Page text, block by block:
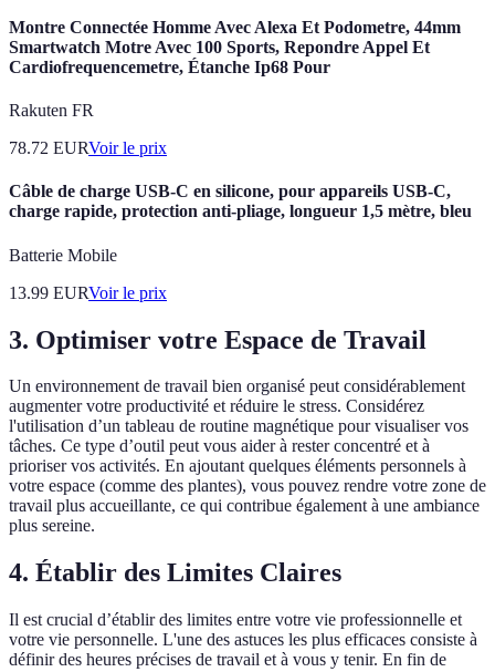
Montre Connectée Homme Avec Alexa Et Podometre, 44mm
Smartwatch Motre Avec 100 Sports, Repondre Appel Et
Cardiofrequencemetre, Étanche Ip68 Pour
Rakuten FR
78.72 EURVoir le prix
Câble de charge USB-C en silicone, pour appareils USB-C,
charge rapide, protection anti-pliage, longueur 1,5 mètre, bleu
Batterie Mobile
13.99 EURVoir le prix
3. Optimiser votre Espace de Travail
Un environnement de travail bien organisé peut considérablement
augmenter votre productivité et réduire le stress. Considérez
l'utilisation d’un tableau de routine magnétique pour visualiser vos
tâches. Ce type d’outil peut vous aider à rester concentré et à
prioriser vos activités. En ajoutant quelques éléments personnels à
votre espace (comme des plantes), vous pouvez rendre votre zone de
travail plus accueillante, ce qui contribue également à une ambiance
plus sereine.
4. Établir des Limites Claires
Il est crucial d’établir des limites entre votre vie professionnelle et
votre vie personnelle. L'une des astuces les plus efficaces consiste à
définir des heures précises de travail et à vous y tenir. En fin de